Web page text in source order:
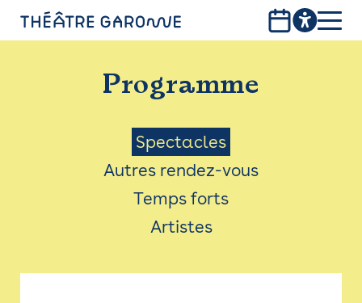
PROGRAMME
INFOS PRATIQUES
AVEC LES PUBLICS
ACCESSIBILITÉ
LES PRODUCTIONS
Programme
Menu
Saison
Spectacles
Autres rendez-vous
Temps forts
Artistes